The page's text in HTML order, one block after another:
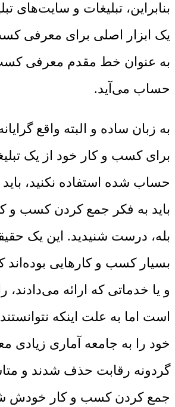
بنابراین، تبلیغات و سایت‌های
یک ابزار اصلی برای معرفی
به عنوان خط مقدم معرفی
حساب می‌آید.
به زبان ساده و البته واقع
برای کسب و کار خود از یک
حساب شده استفاده نکنید،
باید به فکر جمع کردن کسب و
بله، درست شنیدید. این یک
بسیار کسب و کارهایی
و یا خدماتی که ارائه می‌دادند،
است اما به علت اینکه
خود را به جامعه آماری زیادی
گردونه رقابت حذف شدند و
جمع کردن کسب و کار خودش